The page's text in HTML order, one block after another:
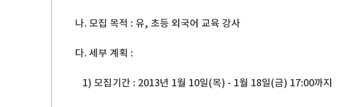
나. 모집 목적 : 유, 초등 외국어 교육 강사
다. 세부 계획 :
1) 모집기간 : 2013년 1월 10일(목) - 1월 18일(금) 17:00까지